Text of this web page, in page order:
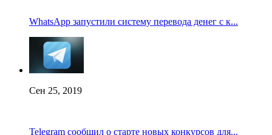
WhatsApp запустили систему перевода денег с к...
Сен 25, 2019
Telegram сообщил о старте новых конкурсов для...